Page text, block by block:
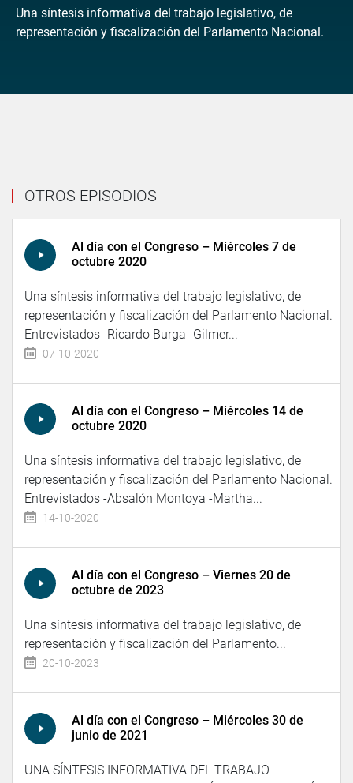
Una síntesis informativa del trabajo legislativo, de
representación y fiscalización del Parlamento Nacional.
OTROS EPISODIOS
Al día con el Congreso – Miércoles 7 de
octubre 2020
Una síntesis informativa del trabajo legislativo, de
representación y fiscalización del Parlamento Nacional.
Entrevistados -Ricardo Burga -Gilmer...
07-10-2020
Al día con el Congreso – Miércoles 14 de
octubre 2020
Una síntesis informativa del trabajo legislativo, de
representación y fiscalización del Parlamento Nacional.
Entrevistados -Absalón Montoya -Martha...
14-10-2020
Al día con el Congreso – Viernes 20 de
octubre de 2023
Una síntesis informativa del trabajo legislativo, de
representación y fiscalización del Parlamento...
20-10-2023
Al día con el Congreso – Miércoles 30 de
junio de 2021
UNA SÍNTESIS INFORMATIVA DEL TRABAJO